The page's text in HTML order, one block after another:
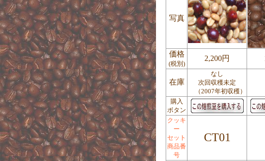
写真
価格
(税別)
2,200円
在庫
なし
次回収穫未定
（2007年初収穫）
購入
ボタン
クッキ
ー
セット
商品番
号
CT01